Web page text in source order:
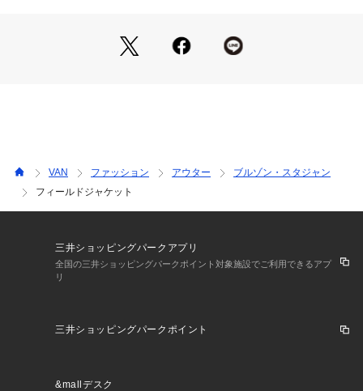
VAN ファッション アウター
ブルゾン・スタジャン
フィールドジャケット
三井ショッピングパークアプリ
全国の三井ショッピングパークポイント対象施設でご利用できるアプ
リ
三井ショッピングパークポイント
&mallデスク